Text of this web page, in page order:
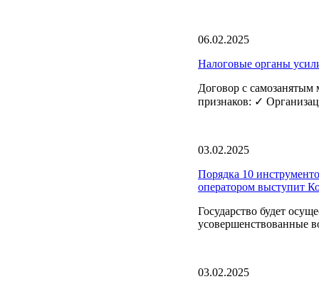
06.02.2025
Налоговые органы
Договор с
признаков: ✓
03.02.2025
Порядка 10
оператором выступит
Государство будет
усовершенствованные
03.02.2025